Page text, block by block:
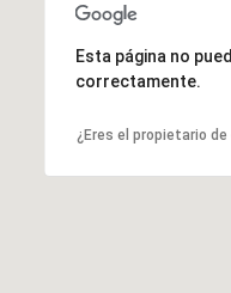
Esta página no
correctamente.
¿Eres el propietario